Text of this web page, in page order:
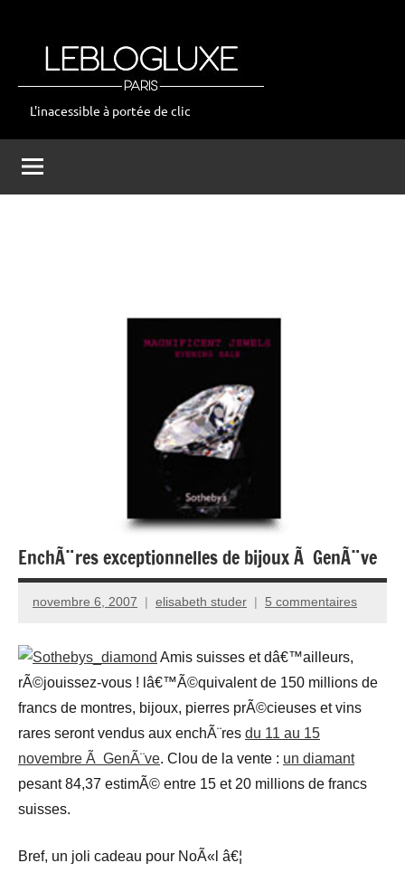
leblogluxe
L'inacessible à portée de clic
EnchÃ¨res exceptionnelles de bijoux Ã GenÃ¨ve
novembre 6, 2007 elisabeth studer 5 commentaires
Amis suisses et dâ€™ailleurs,
rÃ©jouissez-vous ! lâ€™Ã©quivalent de 150 millions de
francs de montres, bijoux, pierres prÃ©cieuses et vins
rares seront vendus aux enchÃ¨res du 11 au 15
novembre Ã GenÃ¨ve. Clou de la vente : un diamant
pesant 84,37 estimÃ© entre 15 et 20 millions de francs
suisses.
Bref, un joli cadeau pour NoÃ«l â€¦